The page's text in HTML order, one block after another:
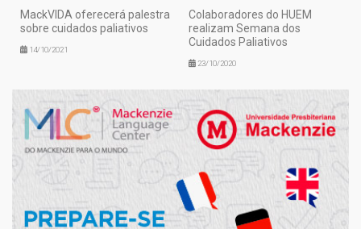
MackVIDA oferecerá palestra
sobre cuidados paliativos
14/10/2021
Colaboradores do HUEM
realizam Semana dos
Cuidados Paliativos
23/10/2020